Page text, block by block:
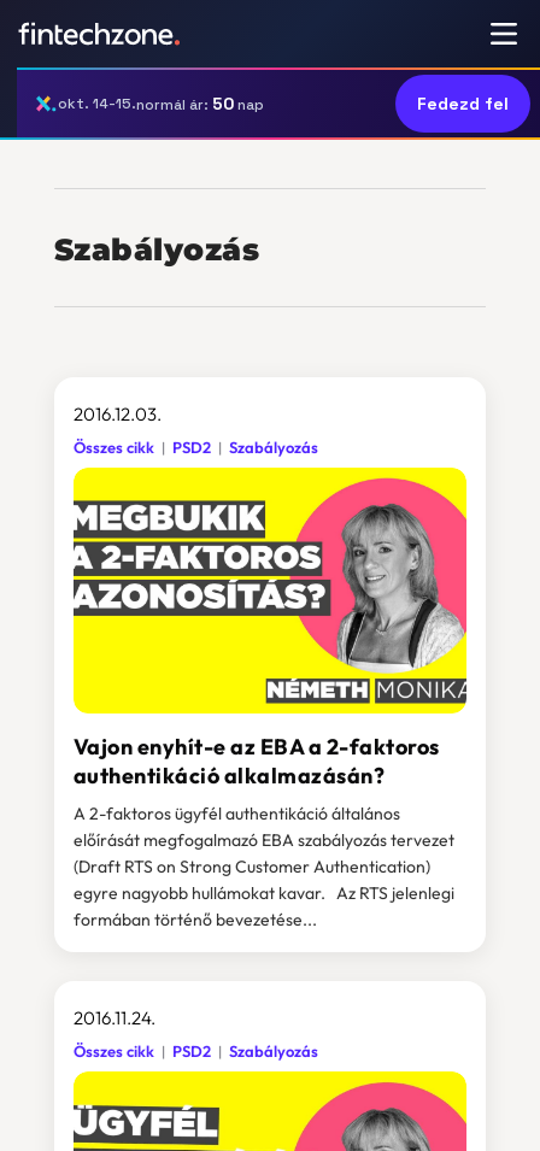
okt. 14-15.normál ár: 50nap Fedezd fel
Szabályozás
Vajon enyhít-e az EBA a 2-faktoros
authentikáció alkalmazásán?
2016.12.03.
Összes cikk PSD2 Szabályozás
A 2-faktoros ügyfél authentikáció általános
előírását megfogalmazó EBA szabályozás tervezet
(Draft RTS on Strong Customer Authentication)
egyre nagyobb hullámokat kavar. Az RTS jelenlegi
formában történő bevezetése...
2016.11.24.
Összes cikk PSD2 Szabályozás